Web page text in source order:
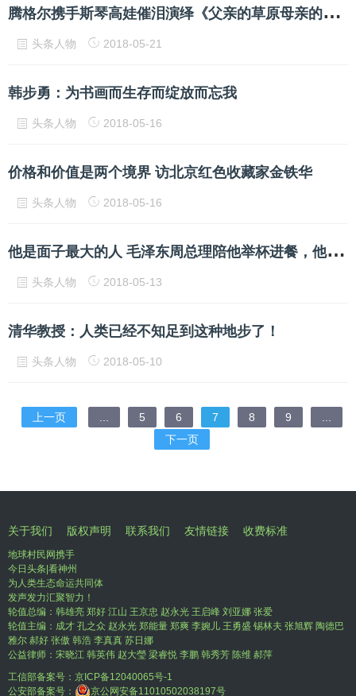
腾
格尔携手斯琴高娃催泪演绎《父亲的草原母亲的河》满满的故乡情 ...
头条人物 2018-05-21
韩步勇：为书画而生存而绽放而忘我
头条人物 2018-05-16
价格和价值是两个境界 访北京红色收藏家金铁华
头条人物 2018-05-16
他
是面子最大的人 毛泽东周总理陪他举杯进餐，他是谁？
头条人物 2018-05-13
清华教授：人类已经不知足到这种地步了！
头条人物 2018-05-10
上一页 5 6 7 8 9
下一页
关于我们 版权声明 联系我们 友情链接 收费标准
地球村民网携手
今日头条|看神州
为人类生态命运共同体
发声发力汇聚智力！
轮值总编：韩雄亮 郑好 江山 王京忠 赵永光 王启峰 刘亚娜 张爱
轮值主编：成才 孔之众 赵永光 郑能量 郑爽 李婉儿 王勇盛 锡林夫 张旭辉 陶德巴
雅尔 郝好 张傲 韩浩 李真真 苏日娜
公益律师：宋晓江 韩英伟 赵大瑩 梁睿悦 李鹏 韩秀芳 陈维 郝萍
工信部备案号： 京ICP备12040065号-1
公安部备案号：
京公网安备11010502038197号